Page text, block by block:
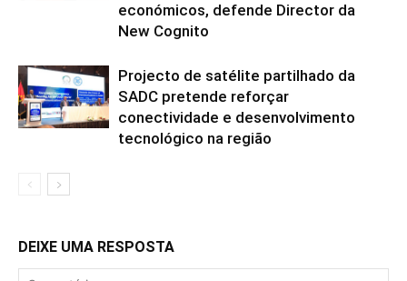
económicos, defende Director da
New Cognito
Projecto de satélite partilhado da
SADC pretende reforçar
conectividade e desenvolvimento
tecnológico na região
DEIXE UMA RESPOSTA